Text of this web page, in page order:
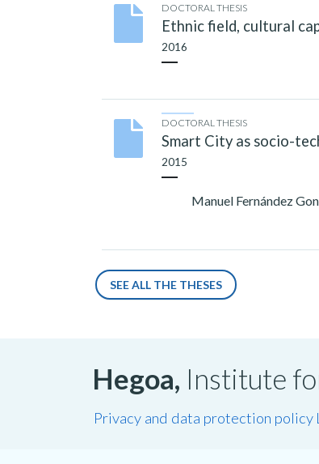
DOCTORAL THESIS
Ethnic field, cultural
2016
DOCTORAL THESIS
Smart City as socio-
2015
Manuel Fernández
SEE ALL THE THESES
Hegoa, Institute
Privacy and data protection policy